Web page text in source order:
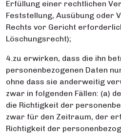
Erfüllung einer rechtlichen
Feststellung, Ausübung oder
Rechts vor Gericht
Löschungsrecht);
4.zu erwirken, dass die ihn
personenbezogenen Daten
ohne dass sie anderweitig
zwar in folgenden Fällen: (a)
die Richtigkeit der
zwar für den Zeitraum, der
Richtigkeit der